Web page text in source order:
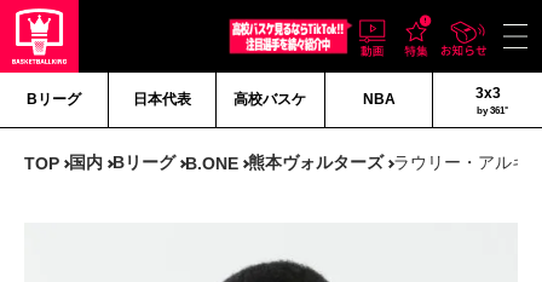
Bリーグ 日本代表 高校バスケ NBA 3x3
by 361°
TOP 国内 Bリーグ B.ONE 熊本ヴォルターズ ラウリー・アルキ